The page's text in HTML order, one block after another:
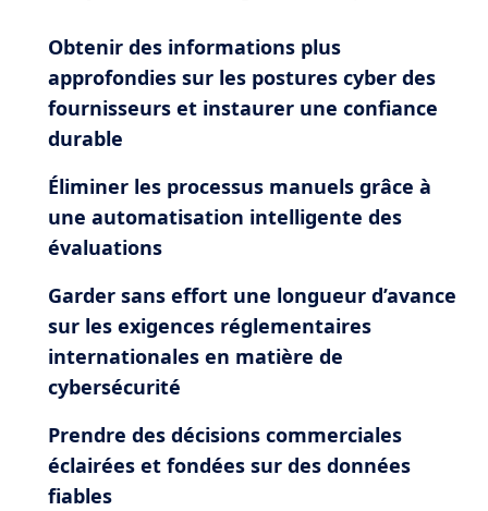
Obtenir des informations plus
approfondies sur les postures cyber des
fournisseurs et instaurer une confiance
durable
Éliminer les processus manuels grâce à
une automatisation intelligente des
évaluations
Garder sans effort une longueur d’avance
sur les exigences réglementaires
internationales en matière de
cybersécurité
Prendre des décisions commerciales
éclairées et fondées sur des données
fiables